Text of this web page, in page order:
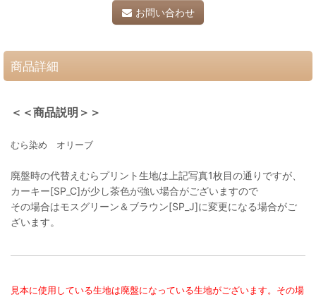
お問い合わせ
商品詳細
＜＜商品説明＞＞
むら染め オリーブ
廃盤時の代替えむらプリント生地は上記写真1枚目の通りですが、
カーキー[SP_C]が少し茶色が強い場合がございますので
その場合はモスグリーン＆ブラウン[SP_J]に変更になる場合がご
ざいます。
見本に使用している生地は廃盤になっている生地がございます。その場